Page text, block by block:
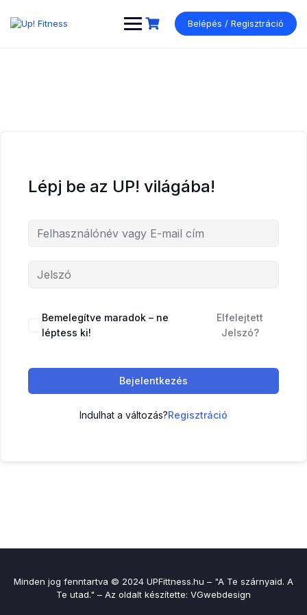
tartalomhoz
Belépés / Regisztráció
Lépj be az UP! világába!
Bemelegítve maradok – ne
léptess ki!
Elfelejtett
Jelszó?
Bejelentkezés
Indulhat a változás?Regisztráció
Minden jog fenntartva © 2024 UPFittness.hu – "A Te szárnyaid. A
Te utad." – Az oldalt készítette: VGwebdesign